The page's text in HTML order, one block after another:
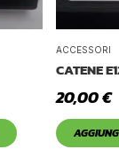
ACCESSORI
CATENE
20,00€